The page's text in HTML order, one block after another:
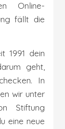
Online-
fällt die
1991 dein
geht,
In
wir unter
Stiftung
eine neue